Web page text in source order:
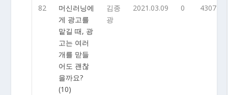
82
머신러닝에
게 광고를
맡길 때, 광
고는 여러
개를 맏들
어도 괜찮
을까요?
(10)
김종
광
2021.03.09 0 4307